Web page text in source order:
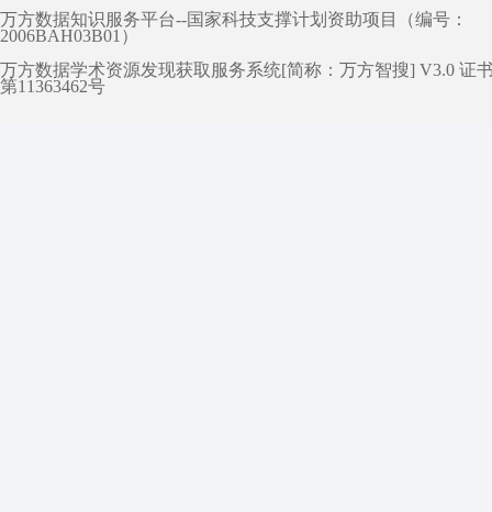
万方数据知识服务平台--国家科技支撑计划资助项目（编号：
2006BAH03B01）
万方数据学术资源发现获取服务系统[简称：万方智搜] V3.0 证
第11363462号